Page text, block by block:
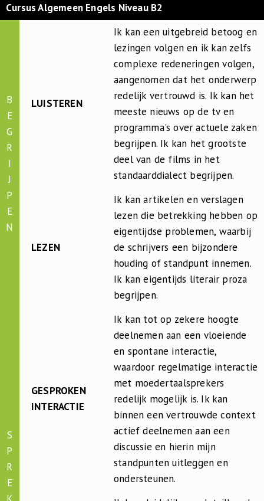
Cursus Algemeen Engels Niveau B2
B
E
G
R
I
J
P
E
N
LUISTEREN
Ik kan een uitgebreid betoog en
lezingen volgen en ik kan zelfs
complexe redeneringen volgen,
aangenomen dat het onderwerp
redelijk vertrouwd is. Ik kan het
meeste nieuws op de tv en
programma's over actuele zaken
begrijpen. Ik kan het grootste
deel van de films in het
standaarddialect begrijpen.
LEZEN
Ik kan artikelen en verslagen
lezen die betrekking hebben op
eigentijdse problemen, waarbij
de schrijvers een bijzondere
houding of standpunt innemen.
Ik kan eigentijds literair proza
begrijpen.
S
P
R
E
GESPROKEN
INTERACTIE
Ik kan tot op zekere hoogte
deelnemen aan een vloeiende
en spontane interactie,
waardoor regelmatige interactie
met moedertaalsprekers
redelijk mogelijk is. Ik kan
binnen een vertrouwde context
actief deelnemen aan een
discussie en hierin mijn
standpunten uitleggen en
ondersteunen.